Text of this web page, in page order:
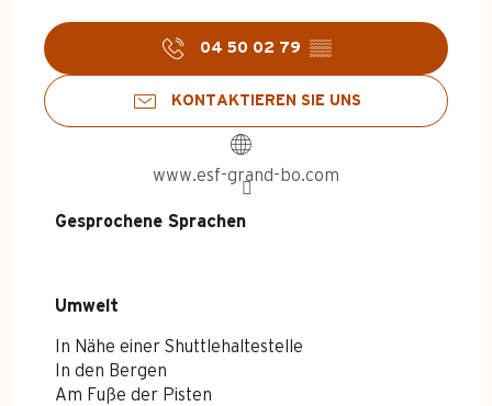
04 50 02 79 ▒▒
KONTAKTIEREN SIE UNS
www.esf-grand-bo.com
Gesprochene Sprachen
Gesprochene Sprachen
Umwelt
Umwelt
In Nähe einer Shuttlehaltestelle
In den Bergen
Am Fuße der Pisten